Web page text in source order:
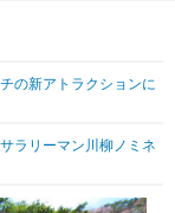
その他
の新アトラクションに
ラリーマン川柳ノミネ